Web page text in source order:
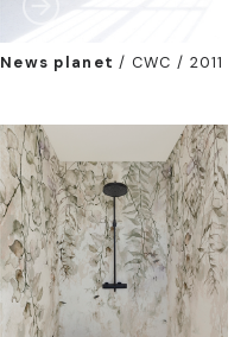
News planet / CWC / 2011